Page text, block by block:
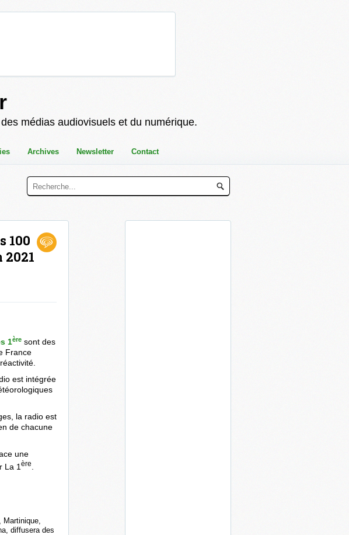
médias audiovisuels et du numérique.
Archives Newsletter Contact
100
1ère sont des
France
est intégrée
la radio est
de chacune
une
La 1 ère
diffusera des